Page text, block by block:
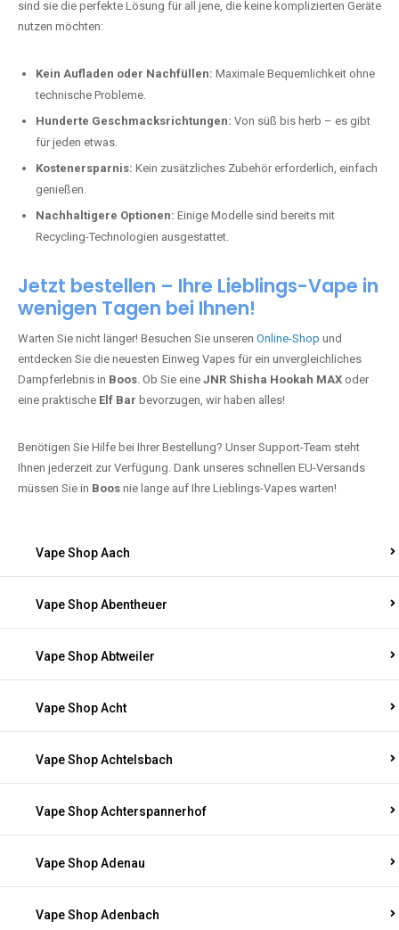
sind sie die perfekte Lösung für all jene, die keine komplizierten Geräte
nutzen möchten:
Kein Aufladen oder Nachfüllen: Maximale Bequemlichkeit ohne
technische Probleme.
Hunderte Geschmacksrichtungen: Von süß bis herb – es gibt
für jeden etwas.
Kostenersparnis: Kein zusätzliches Zubehör erforderlich, einfach
genießen.
Nachhaltigere Optionen: Einige Modelle sind bereits mit
Recycling-Technologien ausgestattet.
Jetzt bestellen – Ihre Lieblings-Vape in
wenigen Tagen bei Ihnen!
Warten Sie nicht länger! Besuchen Sie unseren Online-Shop und
entdecken Sie die neuesten Einweg Vapes für ein unvergleichliches
Dampferlebnis in Boos. Ob Sie eine JNR Shisha Hookah MAX oder
eine praktische Elf Bar bevorzugen, wir haben alles!
Benötigen Sie Hilfe bei Ihrer Bestellung? Unser Support-Team steht
Ihnen jederzeit zur Verfügung. Dank unseres schnellen EU-Versands
müssen Sie in Boos nie lange auf Ihre Lieblings-Vapes warten!
Vape Shop Aach
Vape Shop Abentheuer
Vape Shop Abtweiler
Vape Shop Acht
Vape Shop Achtelsbach
Vape Shop Achterspannerhof
Vape Shop Adenau
Vape Shop Adenbach